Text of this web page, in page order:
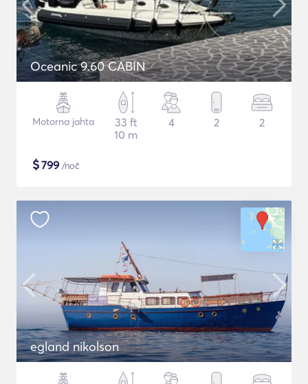
Oceanic 9.60 CABIN
Motorna jahta
33 ft
10 m
4 2 2
$799 /noč
egland nikolson